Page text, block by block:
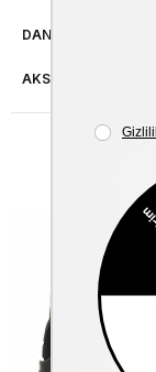
DANIŞMA HATTI
AKSESUAR ONARIMI